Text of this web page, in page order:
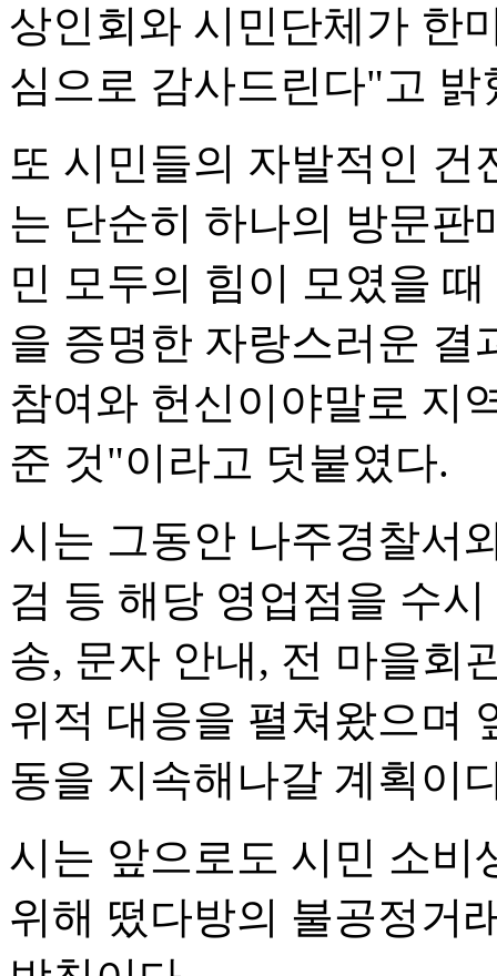
상인회와 시민단체가 한
심으로 감사드린다"고 밝
또 시민들의 자발적인
는 단순히 하나의 방문판
민 모두의 힘이 모였을
을 증명한 자랑스러운
참여와 헌신이야말로 지
준 것"이라고 덧붙였다.
시는 그동안 나주경찰서
검 등 해당 영업점을 수
송, 문자 안내, 전 마을회
위적 대응을 펼쳐왔으며
동을 지속해나갈 계획이
시는 앞으로도 시민 소비
위해 떴다방의 불공정거